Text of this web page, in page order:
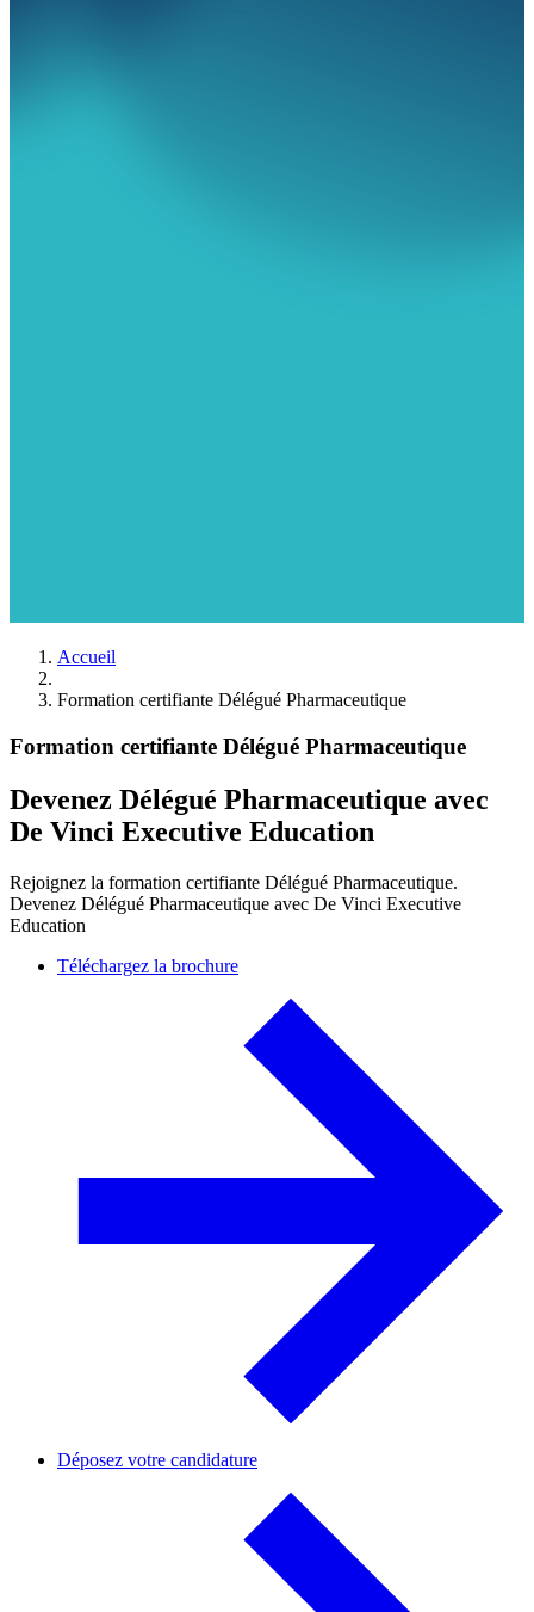
Accueil
Formation certifiante Délégué Pharmaceutique
Formation certifiante Délégué Pharmaceutique
Devenez Délégué Pharmaceutique avec
De Vinci Executive Education
Rejoignez la formation certifiante Délégué Pharmaceutique.
Devenez Délégué Pharmaceutique avec De Vinci Executive
Education
Téléchargez la brochure
Déposez votre candidature